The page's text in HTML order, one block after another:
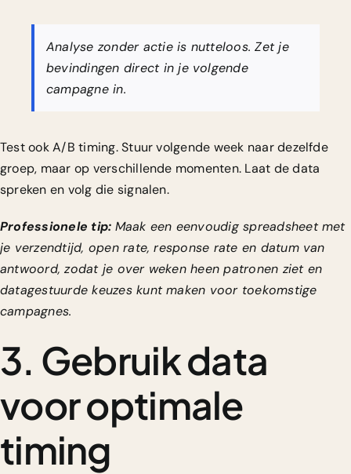
Analyse zonder actie is nutteloos. Zet je
bevindingen direct in je volgende
campagne in.
Test ook A/B timing. Stuur volgende week naar dezelfde
groep, maar op verschillende momenten. Laat de data
spreken en volg die signalen.
Professionele tip: Maak een eenvoudig spreadsheet met
je verzendtijd, open rate, response rate en datum van
antwoord, zodat je over weken heen patronen ziet en
datagestuurde keuzes kunt maken voor toekomstige
campagnes.
3. Gebruik data
voor optimale
timing